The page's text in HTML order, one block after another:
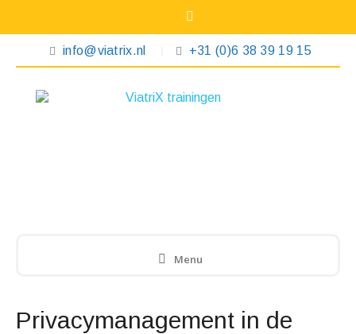
info@viatrix.nl +31 (0)6 38 39 19 15
Menu
Privacymanagement in de